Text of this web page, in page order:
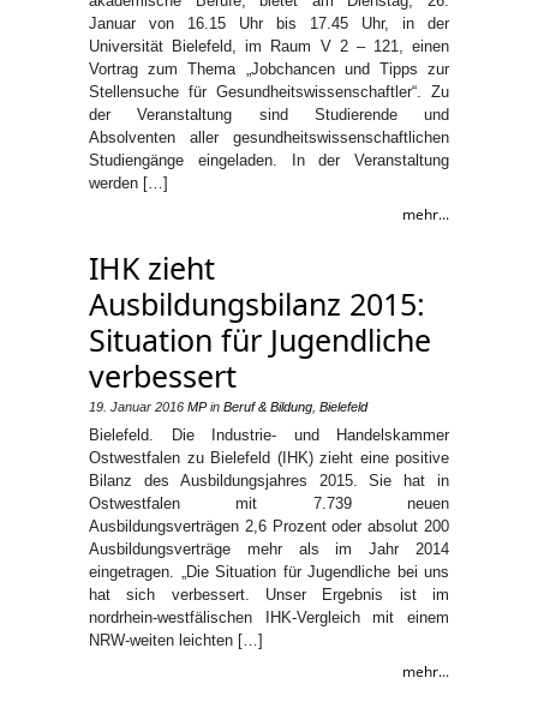
Januar von 16.15 Uhr bis 17.45 Uhr, in der
Universität Bielefeld, im Raum V 2 – 121, einen
Vortrag zum Thema „Jobchancen und Tipps zur
Stellensuche für Gesundheitswissenschaftler“. Zu
der Veranstaltung sind Studierende und
Absolventen aller gesundheitswissenschaftlichen
Studiengänge eingeladen. In der Veranstaltung
werden […]
mehr...
IHK zieht
Ausbildungsbilanz 2015:
Situation für Jugendliche
verbessert
19. Januar 2016 MPin Beruf & Bildung Bielefeld
Bielefeld. Die Industrie- und Handelskammer
Ostwestfalen zu Bielefeld (IHK) zieht eine positive
Bilanz des Ausbildungsjahres 2015. Sie hat in
Ostwestfalen mit 7.739 neuen
Ausbildungsverträgen 2,6 Prozent oder absolut 200
Ausbildungsverträge mehr als im Jahr 2014
eingetragen. „Die Situation für Jugendliche bei uns
hat sich verbessert. Unser Ergebnis ist im
nordrhein-westfälischen IHK-Vergleich mit einem
NRW-weiten leichten […]
mehr...